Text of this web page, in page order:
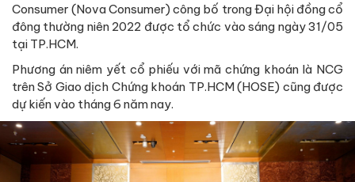
Consumer (Nova Consumer) công bố trong Đại hội đồng cổ
đông thường niên 2022 được tổ chức vào sáng ngày 31/05
tại TP.HCM.
Phương án niêm yết cổ phiếu với mã chứng khoán là NCG
trên Sở Giao dịch Chứng khoán TP.HCM (HOSE) cũng được
dự kiến vào tháng 6 năm nay.